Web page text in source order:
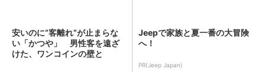
安いのに“客離れ”が止まらな
い「かつや」 男性客を遠ざ
けた、ワンコインの壁と
Jeepで家族と夏一番の大冒険
へ！
PR(Jeep Japan)